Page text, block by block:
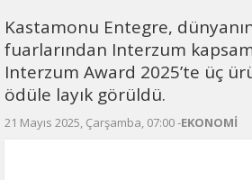
Kastamonu Entegre,
fuarlarından Interzum
Interzum Award 2025’te üç
ödüle layık görüldü.
21 Mayıs 2025, Çarşamba, 07:00 -EKONOMİ